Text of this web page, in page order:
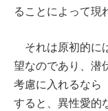
ることによって現
それは原初的に
望なのであり、潜
考慮に入れるなら
すると、異性愛的